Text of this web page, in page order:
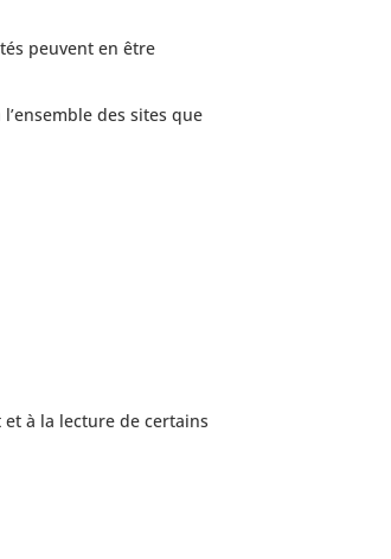
peuvent en être
des sites que
à la lecture de certains